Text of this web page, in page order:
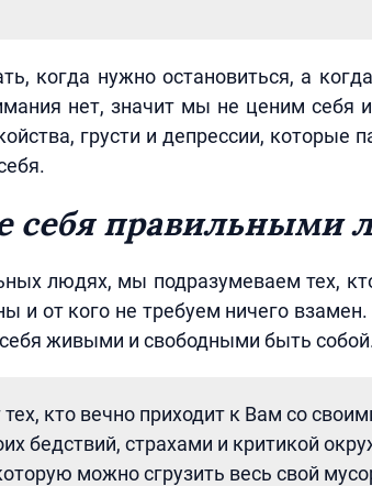
когда нужно остановиться, а
нет, значит мы не ценим
грусти и депрессии, которые
себя правильными
людях, мы подразумеваем тех,
и от кого не требуем ничего
себя живыми и свободными быть
тех, кто вечно приходит к Вам со
бедствий, страхами и критикой
можно сгрузить весь свой